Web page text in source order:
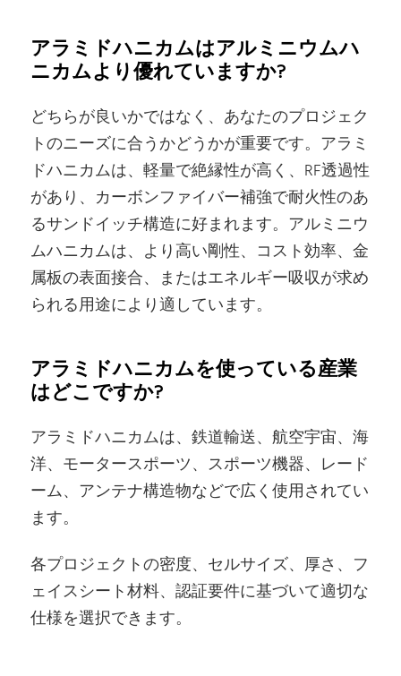
アラミドハニカムはアルミニウムハ
ニカムより優れていますか?
どちらが良いかではなく、あなたのプロジェク
トのニーズに合うかどうかが重要です。アラミ
ドハニカムは、軽量で絶縁性が高く、RF透過性
があり、カーボンファイバー補強で耐火性のあ
るサンドイッチ構造に好まれます。アルミニウ
ムハニカムは、より高い剛性、コスト効率、金
属板の表面接合、またはエネルギー吸収が求め
られる用途により適しています。
アラミドハニカムを使っている産業
はどこですか?
アラミドハニカムは、鉄道輸送、航空宇宙、海
洋、モータースポーツ、スポーツ機器、レード
ーム、アンテナ構造物などで広く使用されてい
ます。
各プロジェクトの密度、セルサイズ、厚さ、フ
ェイスシート材料、認証要件に基づいて適切な
仕様を選択できます。